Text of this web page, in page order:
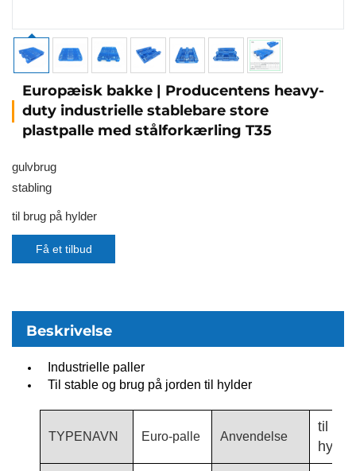
Europæisk bakke | Producentens heavy-
duty industrielle stablebare store
plastpalle med stålforkærling T35
gulvbrug
stabling
til brug på hylder
Få et tilbud
Beskrivelse
Industrielle paller
Til stable og brug på jorden til hylder
TYPENAVN Euro-palle Anvendelse
til
hylder